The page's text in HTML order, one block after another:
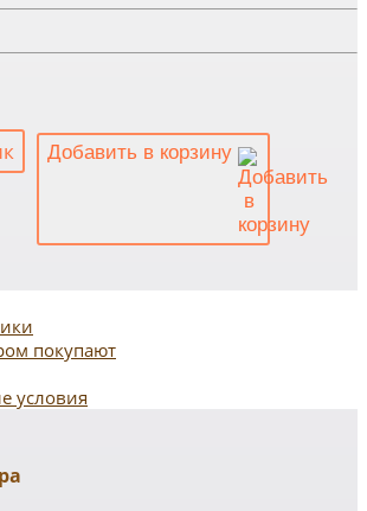
Добавить в корзину
покупают
условия